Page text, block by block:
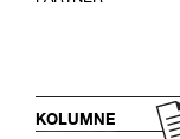
KOLUMNE